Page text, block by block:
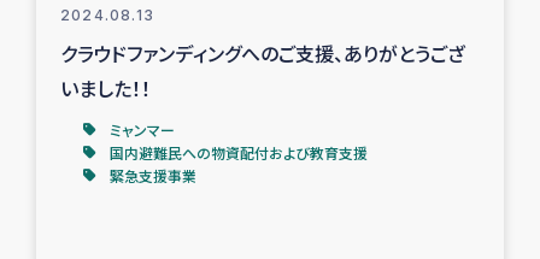
ガザ空爆被災者への食料支援と農家生産支援
2024.08.13
クラウドファンディングへのご支援、ありがとうござ
いました！！
ミャンマー
国内避難民への物資配付および教育支援
緊急支援事業